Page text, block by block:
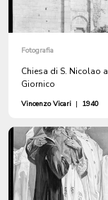
Fotografia
Chiesa di S. Nicolao a
Giornico
Vincenzo Vicari | 1940